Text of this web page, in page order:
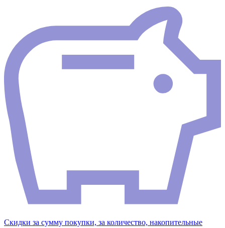
Скидки за сумму покупки, за количество, накопительные